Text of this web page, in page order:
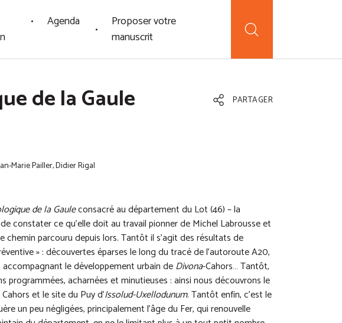
Agenda
Proposer votre
manuscrit
de la Gaule PARTAGER
Marie Pailler, Didier Rigal
de la Gauleconsacré au département du Lot (46) – la
constater ce qu’elle doit au travail pionner de Michel Labrousse et
chemin parcouru depuis lors. Tantôt il s’agit des résultats de
» : découvertes éparses le long du tracé de l’autoroute A20,
le développement urbain deDivona-Cahors… Tantôt,
programmées, acharnées et minutieuses : ainsi nous découvrons le
et le site du Puy d’Issolud-Uxellodunum. Tantôt enfin, c’est le
un peu négligées, principalement l’âge du Fer, qui renouvelle